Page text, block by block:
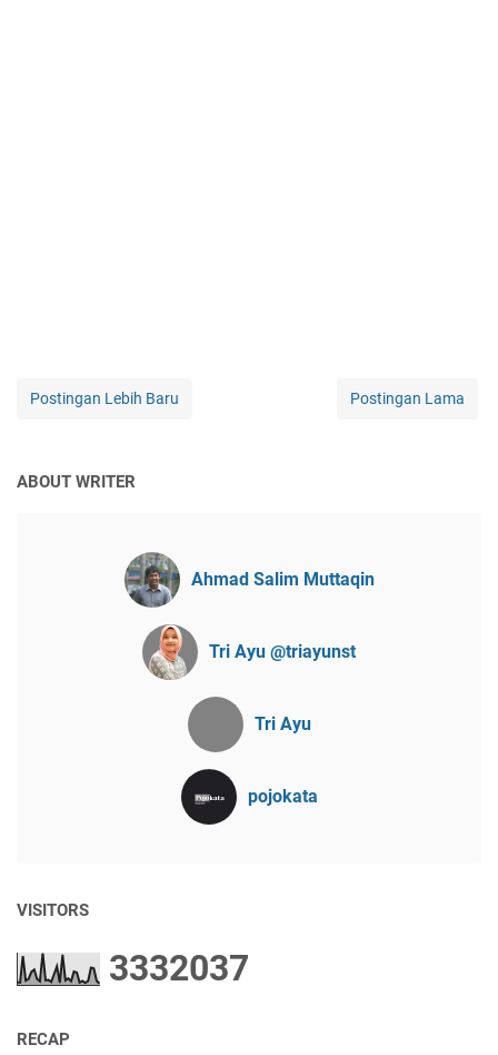
Postingan Lebih Baru Postingan Lama
ABOUT WRITER
Ahmad Salim Muttaqin
Tri Ayu @triayunst
Tri Ayu
pojokata
VISITORS
3332037
RECAP